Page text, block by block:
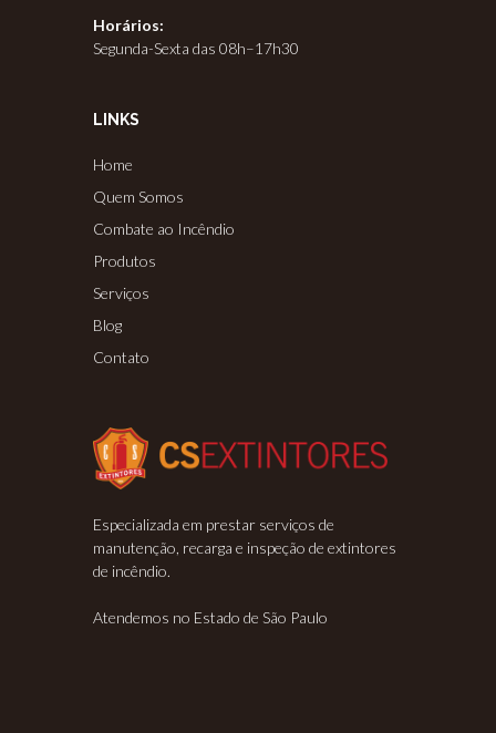
Horários:
Segunda-Sexta das 08h–17h30
LINKS
Home
Quem Somos
Combate ao Incêndio
Produtos
Serviços
Blog
Contato
Especializada em prestar serviços de
manutenção, recarga e inspeção de extintores
de incêndio.
Atendemos no Estado de São Paulo